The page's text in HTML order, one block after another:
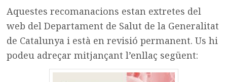
Aquestes recomanacions estan extretes del
web del Departament de Salut de la Generalitat
de Catalunya i està en revisió permanent. Us hi
podeu adreçar mitjançant l’enllaç següent: